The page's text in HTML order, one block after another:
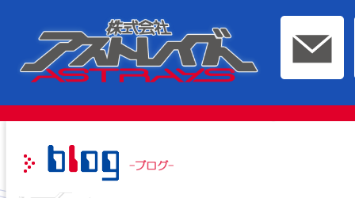
このページの本文へ移動